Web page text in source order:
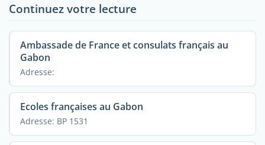
Continuez votre lecture
Ambassade de France et consulats français au
Gabon
Adresse:
Ecoles françaises au Gabon
Adresse: BP 1531